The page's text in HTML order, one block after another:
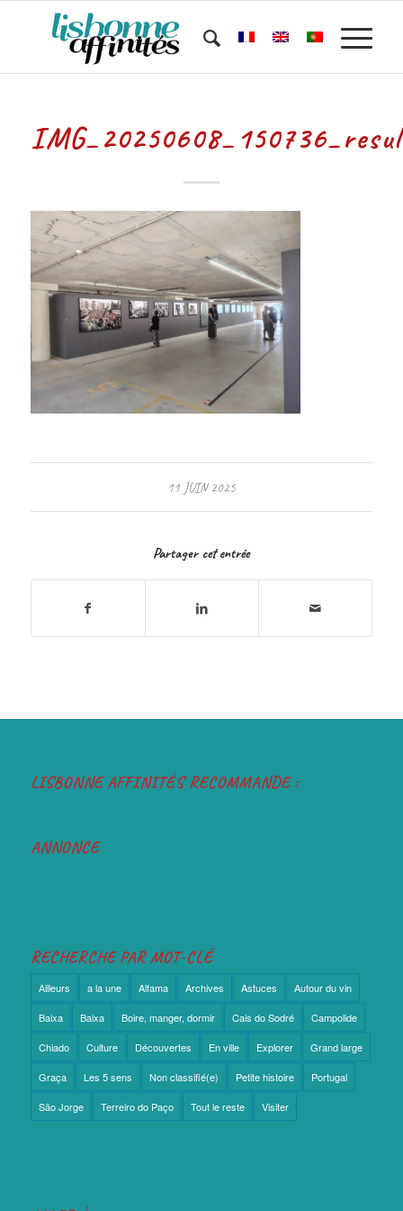
11 JUIN 2025
Partager cet entrée
LISBONNE AFFINITÉS RECOMMANDE :
ANNONCE
RECHERCHE PAR MOT-CLÉ
Ailleurs a la une Alfama Archives Astuces Autour du vin
Baixa Baixa Boire, manger, dormir Cais do Sodré Campolide
Chiado Culture Découvertes En ville Explorer Grand large
Graça Les 5 sens Non classifié(e) Petite histoire Portugal
São Jorge Terreiro do Paço Tout le reste Visiter